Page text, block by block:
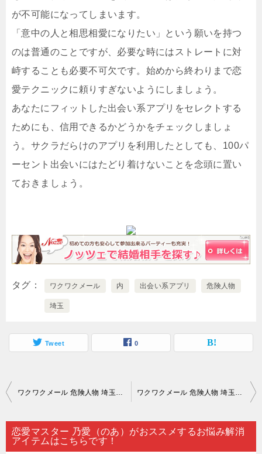
が不可能になってしまいます。
「意中の人と相思相愛になりたい」という願いを持つ
のは普通のことですが、必要な時にはストレートに対
峙することも必要不可欠です。始めから終わりまで恋
愛テクニックに頼りすぎないようにしましょう。
あなたにフィットした出会い系アプリをセレクトする
ためにも、信用できるかどうかをチェックしましょ
う。サクラだらけのアプリを利用したとしても、100パ
ーセント出会いにはたどり着けないことを念頭に置い
ておきましょう。
タグ ワクワクメール 内 出会い系アプリ 危険人物
埼玉
Tweet 0
投
ナ
ビ
ワクワクメール 危険人物 埼玉｜17歳以下の人は出会い系サイト（ワクワクメールなど）を利用することは不可能とされています…。 ワクワクメール 危険人物 埼玉｜思いを胸にしまっておくのも乙なものですが…。
恋愛マスター 乃愛（のあ）がおススメするお悩み解消
アイテムはこちらです！